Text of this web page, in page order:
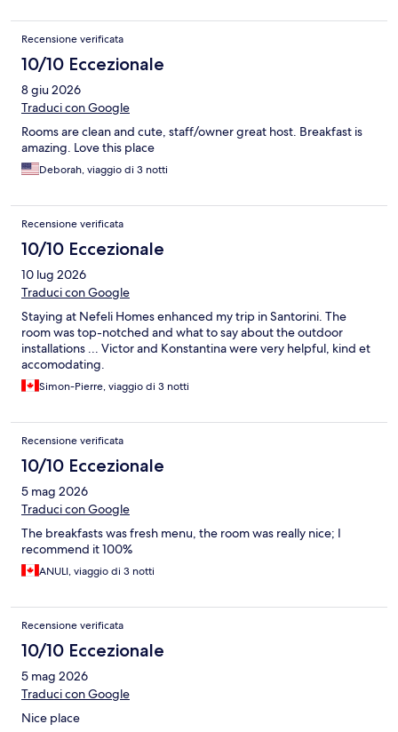
Recensione verificata
10/10 Eccezionale
8 giu 2026
Traduci con Google
Rooms are clean and cute, staff/owner great host. Breakfast is
amazing. Love this place
Deborah, viaggio di 3 notti
Recensione verificata
10/10 Eccezionale
10 lug 2026
Traduci con Google
Staying at Nefeli Homes enhanced my trip in Santorini. The
room was top-notched and what to say about the outdoor
installations ... Victor and Konstantina were very helpful, kind et
accomodating.
Simon-Pierre, viaggio di 3 notti
Recensione verificata
10/10 Eccezionale
5 mag 2026
Traduci con Google
The breakfasts was fresh menu, the room was really nice; I
recommend it 100%
ANULI, viaggio di 3 notti
Recensione verificata
10/10 Eccezionale
5 mag 2026
Traduci con Google
Nice place